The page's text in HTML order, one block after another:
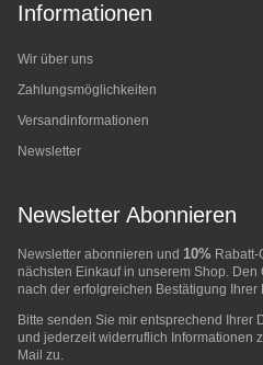
Informationen
Wir über uns
Zahlungsmöglichkeiten
Versandinformationen
Newsletter
Newsletter Abonnieren
Newsletter abonnieren und 10%
nächsten Einkauf in unserem Shop. Den
nach der erfolgreichen Bestätigung Ihrer
Bitte senden Sie mir entsprechend Ihrer
und jederzeit widerruflich Informationen
Mail zu.